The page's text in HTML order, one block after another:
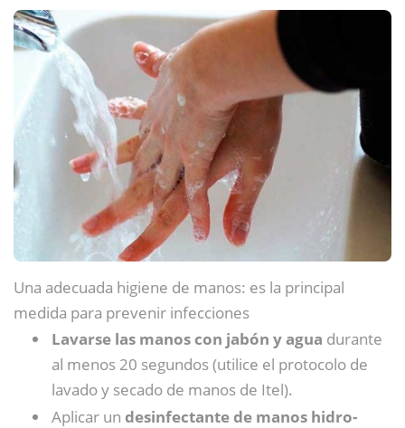
Una adecuada higiene de manos: es la principal
medida para prevenir infecciones
Lavarse las manos con jabón y agua durante
al menos 20 segundos (utilice el protocolo de
lavado y secado de manos de Itel).
Aplicar un desinfectante de manos hidro-